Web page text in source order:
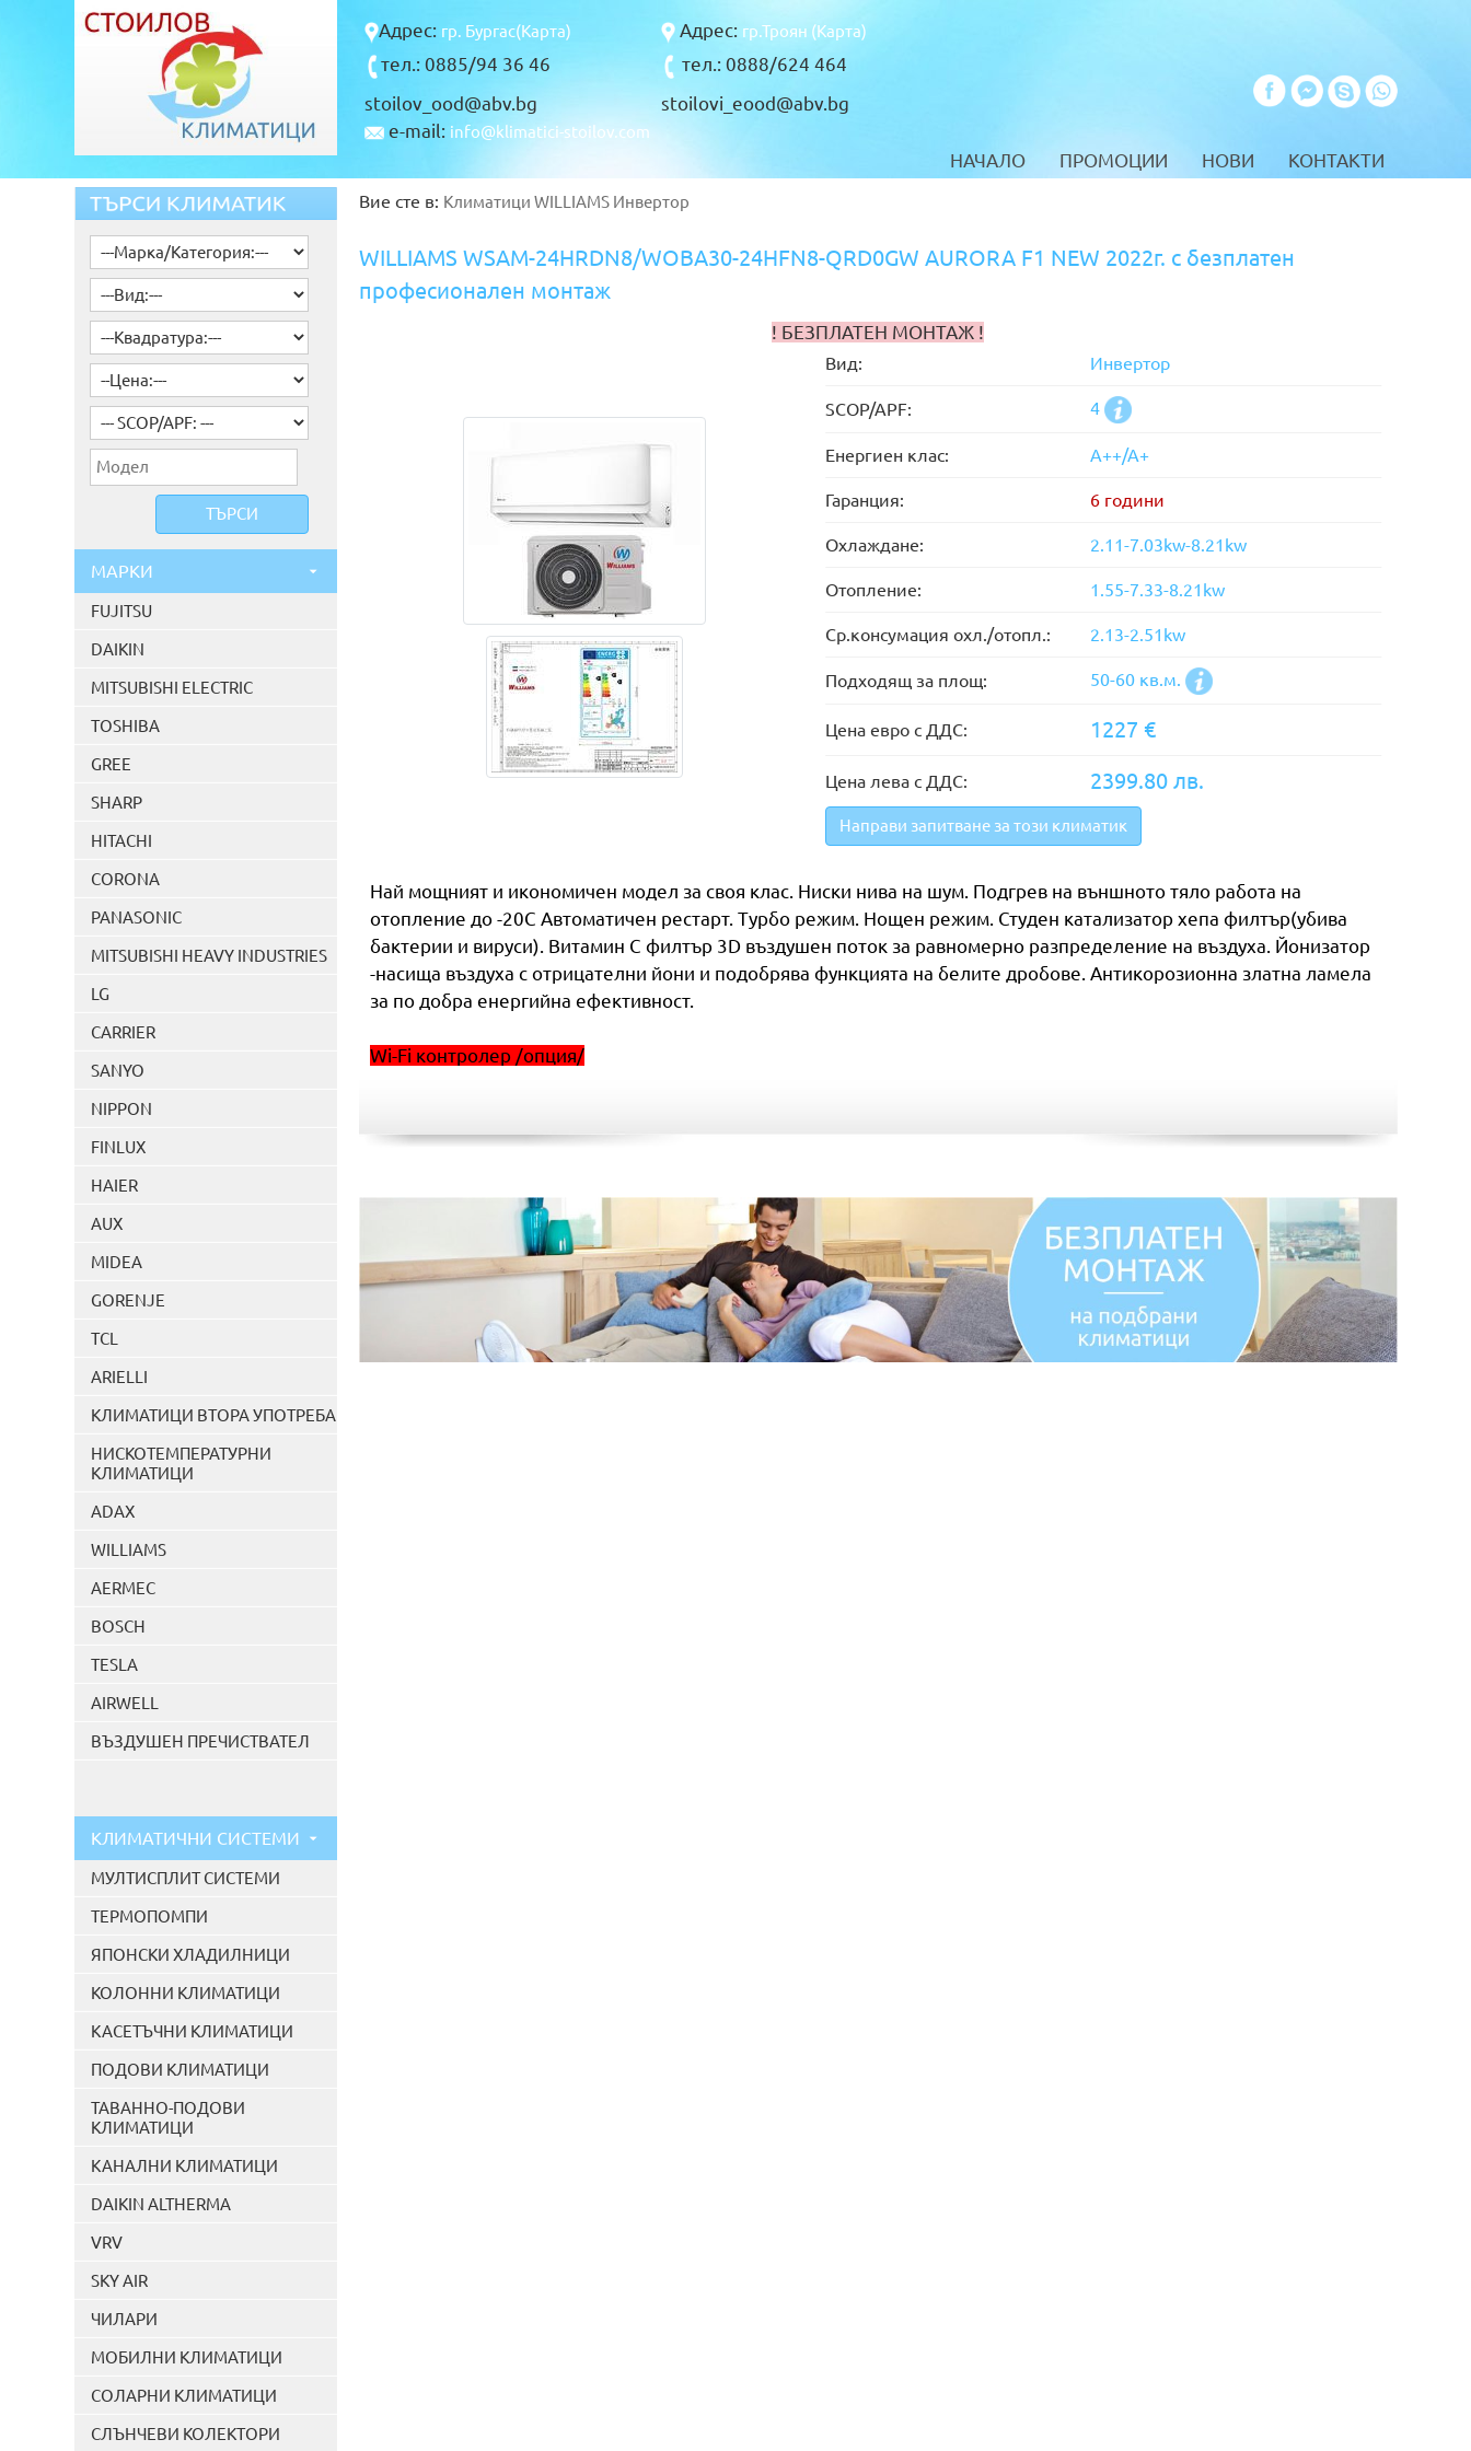
Адрес: гр. Бургас(Карта)
тел.: 0885/94 36 46
stoilov_ood@abv.bg
e-mail: info@klimatici-stoilov.com
Адрес: гр.Троян (Карта)
тел.: 0888/624 464
stoilovi_eood@abv.bg
НАЧАЛО ПРОМОЦИИ НОВИ КОНТАКТИ
МАРКИ
FUJITSU
DAIKIN
MITSUBISHI ELECTRIC
TOSHIBA
GREE
SHARP
HITACHI
CORONA
PANASONIC
MITSUBISHI HEAVY INDUSTRIES
LG
CARRIER
SANYO
NIPPON
FINLUX
HAIER
AUX
MIDEA
GORENJE
TCL
ARIELLI
КЛИМАТИЦИ ВТОРА УПОТРЕБА
НИСКОТЕМПЕРАТУРНИ
КЛИМАТИЦИ
ADAX
WILLIAMS
AERMEC
BOSCH
TESLA
AIRWELL
ВЪЗДУШЕН ПРЕЧИСТВАТЕЛ
КЛИМАТИЧНИ СИСТЕМИ
МУЛТИСПЛИТ СИСТЕМИ
ТЕРМОПОМПИ
ЯПОНСКИ ХЛАДИЛНИЦИ
КОЛОННИ КЛИМАТИЦИ
КАСЕТЪЧНИ КЛИМАТИЦИ
ПОДОВИ КЛИМАТИЦИ
ТАВАННО-ПОДОВИ
КЛИМАТИЦИ
КАНАЛНИ КЛИМАТИЦИ
DAIKIN ALTHERMA
VRV
SKY AIR
ЧИЛАРИ
МОБИЛНИ КЛИМАТИЦИ
СОЛАРНИ КЛИМАТИЦИ
СЛЪНЧЕВИ КОЛЕКТОРИ
Вие сте в: Климатици WILLIAMS Инвертор
WILLIAMS WSAM-24HRDN8/WOBA30-24HFN8-QRD0GW AURORA F1 NEW 2022г. с безплатен
професионален монтаж
! БЕЗПЛАТЕН МОНТАЖ !
Вид: Инвертор
SCOP/APF: 4
Енергиен клас: А++/А+
Гаранция: 6 години
Охлаждане: 2.11-7.03kw-8.21kw
Отопление: 1.55-7.33-8.21kw
Ср.консумация охл./отопл.: 2.13-2.51kw
Подходящ за площ: 50-60 кв.м.
Цена евро с ДДС: 1227 €
Цена лева с ДДС: 2399.80 лв.
Направи запитване за този климатик
Най мощният и икономичен модел за своя клас. Ниски нива на шум. Подгрев на външното тяло работа на
отопление до -20С Автоматичен рестарт. Турбо режим. Нощен режим. Студен катализатор хепа филтър(убива
бактерии и вируси). Витамин С филтър 3D въздушен поток за равномерно разпределение на въздуха. Йонизатор
-насища въздуха с отрицателни йони и подобрява функцията на белите дробове. Антикорозионна златна ламела
за по добра енергийна ефективност.
Wi-Fi контролер /опция/